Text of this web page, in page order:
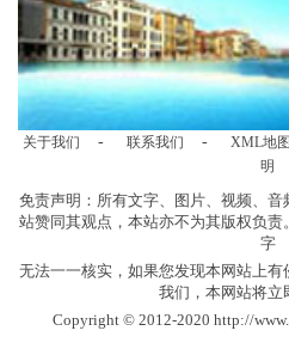
关于我们 - 联系我们 - XML地图
明
免责声明：所有文字、图片、视频、
站赞同其观点，本站亦不为其版权负
字
无法一一核实，如果您发现本网站上
我们，本网站将立
Copyright © 2012-2020 http://